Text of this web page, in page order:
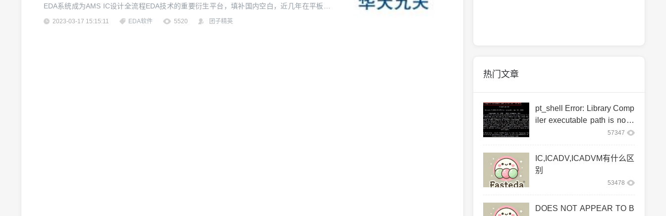
EDA系统成为AMS IC设计全流程EDA技术的重要衍生平台，填补国内空白，近几年在平板显
示及新型显示设计领域取得了瞩目成绩如您采购了华大九天的AMS IC全流程设计工具且不会
2023-03-17 15:15:11 EDA软件 5520 团子精英
热门文章
pt_shell Error: Library Comp
iler executable path is not s
57347
IC,ICADV,ICADVM有什么区
别
53478
DOES NOT APPEAR TO B